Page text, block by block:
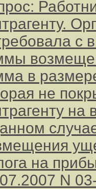
с
в
не
на
N